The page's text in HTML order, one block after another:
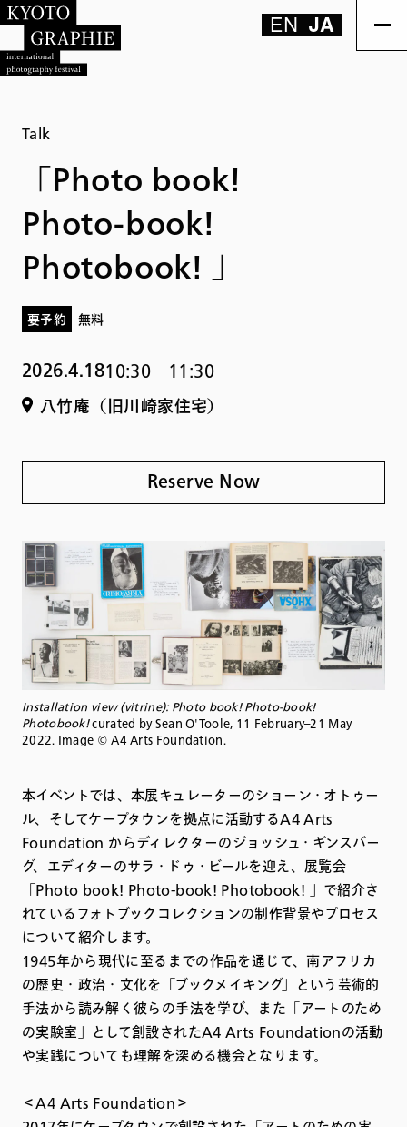
EN JA
Talk
「Photo book!
Photo-book!
Photobook! 」
要予約 無料
2026.4.1810:30―11:30
八竹庵（旧川崎家住宅）
Reserve Now
Installation view (vitrine): Photo book! Photo-book!
Photobook!curated by Sean O'Toole, 11 February–21 May
2022. Image © A4 Arts Foundation.
本イベントでは、本展キュレーターのショーン・オトゥー
ル、そしてケープタウンを拠点に活動するA4 Arts
Foundation からディレクターのジョッシュ・ギンスバー
グ、エディターのサラ・ドゥ・ビールを迎え、展覧会
「Photo book! Photo-book! Photobook! 」で紹介さ
れているフォトブックコレクションの制作背景やプロセス
について紹介します。
1945年から現代に至るまでの作品を通じて、南アフリカ
の歴史・政治・文化を「ブックメイキング」という芸術的
手法から読み解く彼らの手法を学び、また「アートのため
の実験室」として創設されたA4 Arts Foundationの活動
や実践についても理解を深める機会となります。
＜A4 Arts Foundation＞